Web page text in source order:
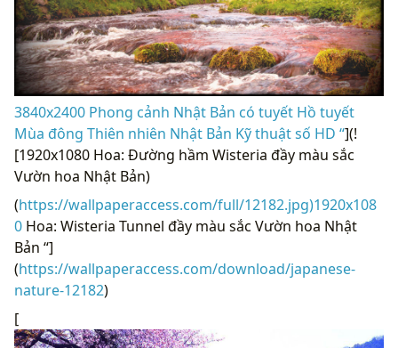
3840x2400 Phong cảnh Nhật Bản có tuyết Hồ tuyết
Mùa đông Thiên nhiên Nhật Bản Kỹ thuật số HD “](!
[1920x1080 Hoa: Đường hầm Wisteria đầy màu sắc
Vườn hoa Nhật Bản)
(https://wallpaperaccess.com/full/12182.jpg)1920x108
0Hoa: Wisteria Tunnel đầy màu sắc Vườn hoa Nhật
Bản “]
(https://wallpaperaccess.com/download/japanese-
nature-12182)
[